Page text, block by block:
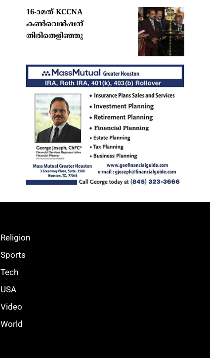
16-ാമത് KCCNA
കൺവെൻഷന്
തിരിതെളിഞ്ഞു
Religion
Sports
Tech
USA
Video
World